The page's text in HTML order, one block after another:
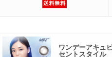
ワンデーアキュ
セントスタイル